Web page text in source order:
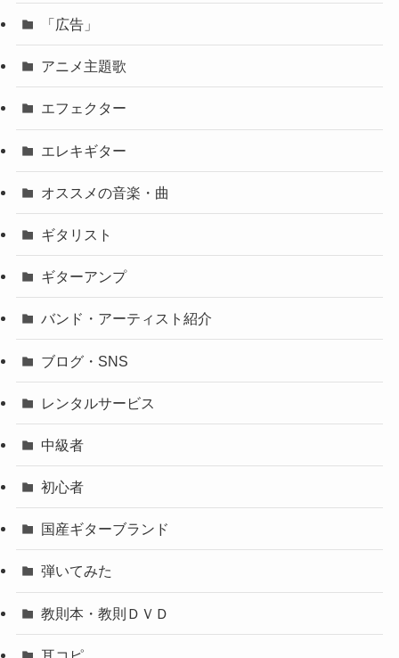
「広告」
アニメ主題歌
エフェクター
エレキギター
オススメの音楽・曲
ギタリスト
ギターアンプ
バンド・アーティスト紹介
ブログ・SNS
レンタルサービス
中級者
初心者
国産ギターブランド
弾いてみた
教則本・教則ＤＶＤ